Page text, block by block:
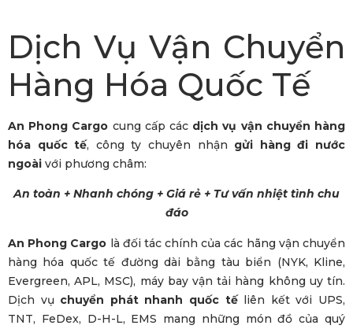
Dịch Vụ Vận Chuyển
Hàng Hóa Quốc Tế
An Phong Cargo cung cấp các dịch vụ vận chuyển hàng
hóa quốc tế, công ty chuyên nhận gửi hàng đi nước
ngoài với phương châm:
An toàn + Nhanh chóng + Giá rẻ + Tư vấn nhiệt tình chu
đáo
An Phong Cargo là đối tác chính của các hãng vận chuyển
hàng hóa quốc tế đường dài bằng tàu biển (NYK, Kline,
Evergreen, APL, MSC), máy bay vận tải hàng không uy tín.
Dịch vụ chuyển phát nhanh quốc tếliên kết với UPS,
TNT, FeDex, D-H-L, EMS mang những món đồ của quý